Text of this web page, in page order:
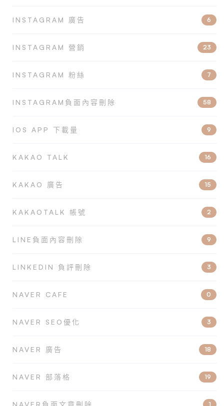
INSTAGRAM 廣告 6
INSTAGRAM 營銷 23
INSTAGRAM 粉絲 7
INSTAGRAM負面內容刪除 58
IOS APP 下載量 9
KAKAO TALK 16
KAKAO 廣告 15
KAKAOTALK 帳號 2
LINE負面內容刪除 9
LINKEDIN 負評刪除 3
NAVER CAFE 0
NAVER SEO優化 3
NAVER 廣告 18
NAVER 部落格 19
NAVER負面文章刪除 1